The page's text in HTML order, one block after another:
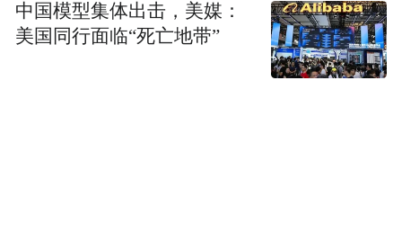
中国模型集体出击，美媒：
美国同行面临“死亡地带”